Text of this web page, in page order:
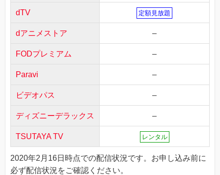
dTV 定額見放題
dアニメストア –
FODプレミアム –
Paravi –
ビデオパス –
ディズニーデラックス –
TSUTAYA TV レンタル
2020年2月16日時点での配信状況です。お申し込み前に
必ず配信状況をご確認ください。